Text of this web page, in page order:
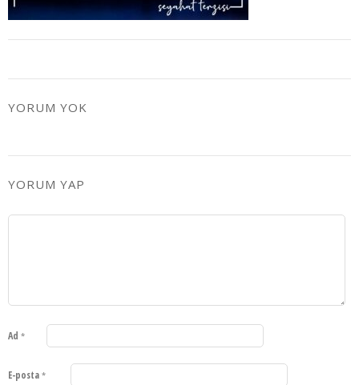
YORUM YOK
YORUM YAP
Ad *
E-posta *